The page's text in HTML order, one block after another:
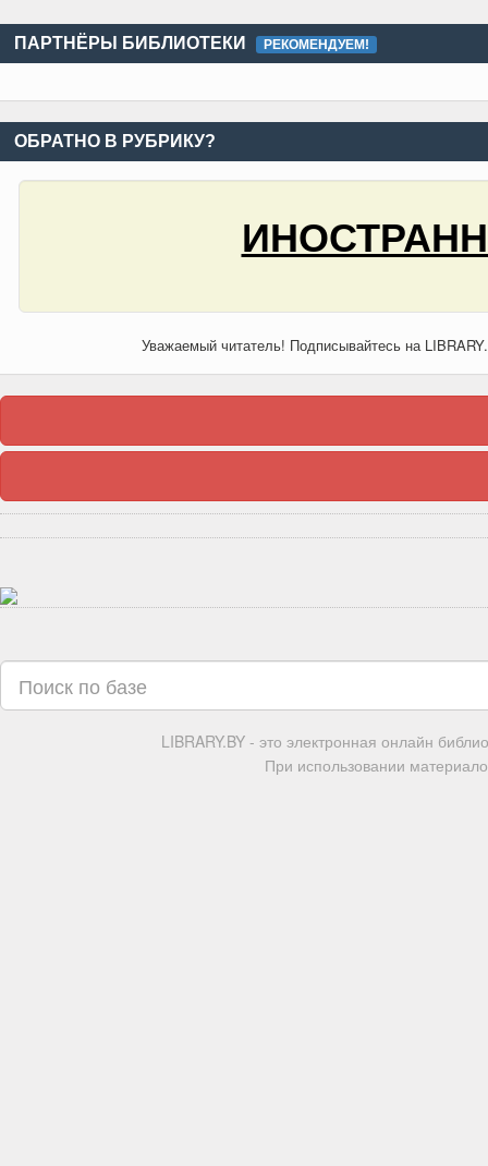
ПАРТНЁРЫ БИБЛИОТЕКИ РЕКОМЕНДУЕМ!
ОБРАТНО В РУБРИКУ?
Уважаемый читатель! Подписывайтесь на
LIBRARY.BY - это электронная онлайн
При использовании